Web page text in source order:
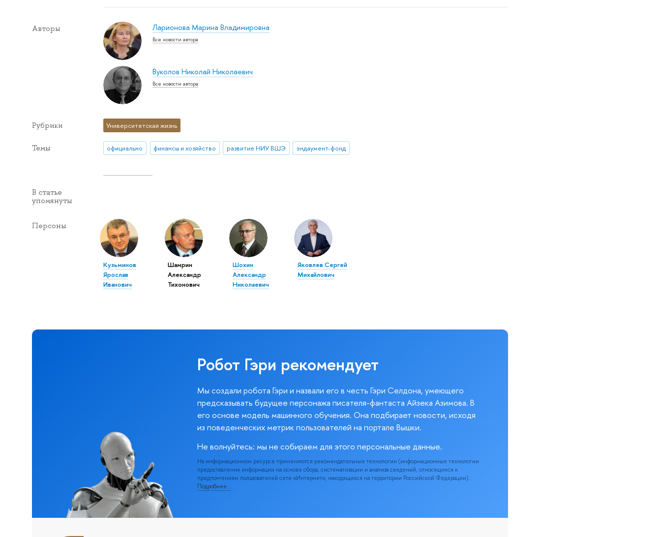
Авторы Ларионова Марина Владимировна
Все новости автора
Вуколов Николай Николаевич
Все новости автора
Рубрики Университетская жизнь
Темы официально финансы и хозяйство развитие НИУ ВШЭ эндаумент-фонд
В статье
упомянуты
Персоны
Кузьминов
Ярослав
Иванович
Шамрин
Александр
Тихонович
Шохин
Александр
Николаевич
Яковлев Сергей
Михайлович
Робот Гэри рекомендует
Мы создали робота Гэри и назвали его в честь Гэри Селдона, умеющего
предсказывать будущее персонажа писателя-фантаста Айзека Азимова. В
его основе модель машинного обучения. Она подбирает новости, исходя
из поведенческих метрик пользователей на портале Вышки.
Не волнуйтесь: мы не собираем для этого персональные данные.
На информационном ресурсе применяются рекомендательные технологии (информационные технологии
предоставления информации на основе сбора, систематизации и анализа сведений, относящихся к
предпочтениям пользователей сети «Интернет», находящихся на территории Российской Федерации).
Подробнее…